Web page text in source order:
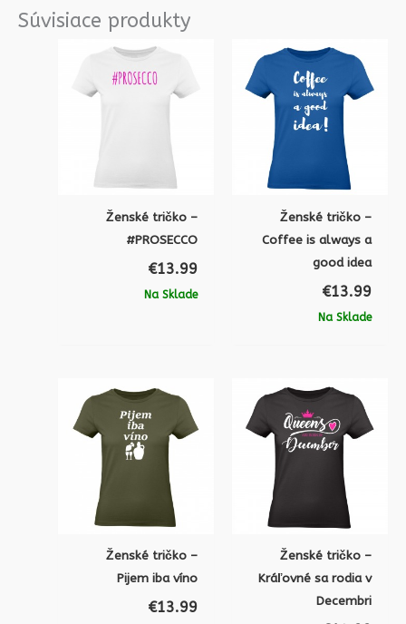
Súvisiace produkty
Ženské tričko –
#PROSECCO
€13.99
Na Sklade
Ženské tričko –
Coffee is always a
good idea
€13.99
Na Sklade
Ženské tričko –
Pijem iba víno
€13.99
Ženské tričko –
Kráľovné sa rodia v
Decembri